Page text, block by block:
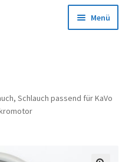
Menü
Schlauch passend für KaVo